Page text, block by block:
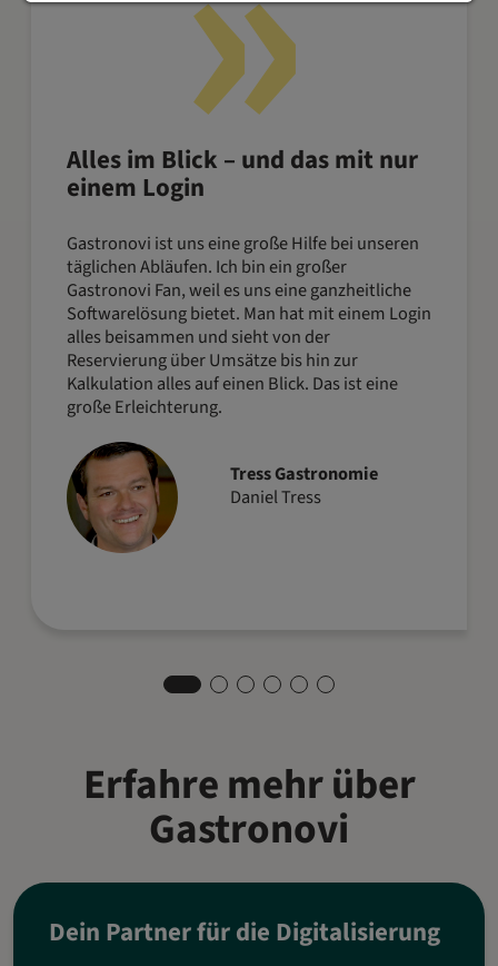
Alles im Blick – und das mit nur
einem Login
Gastronovi ist uns eine große Hilfe bei unseren
täglichen Abläufen. Ich bin ein großer
Gastronovi Fan, weil es uns eine ganzheitliche
Softwarelösung bietet. Man hat mit einem Login
alles beisammen und sieht von der
Reservierung über Umsätze bis hin zur
Kalkulation alles auf einen Blick. Das ist eine
große Erleichterung.
Tress Gastronomie
Daniel Tress
Erfahre mehr über
Gastronovi
Dein Partner für die Digitalisierung